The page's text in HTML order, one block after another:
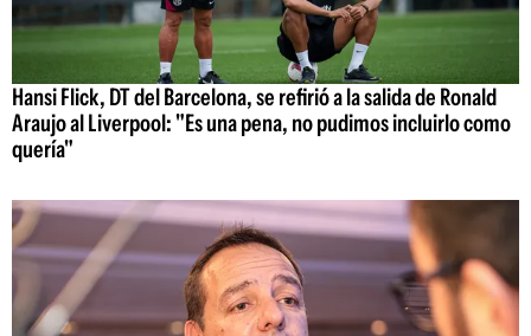
Hansi Flick, DT del Barcelona, se refirió a la salida de Ronald
Araujo al Liverpool: "Es una pena, no pudimos incluirlo como
quería"